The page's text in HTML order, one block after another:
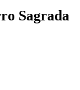
Sagrada